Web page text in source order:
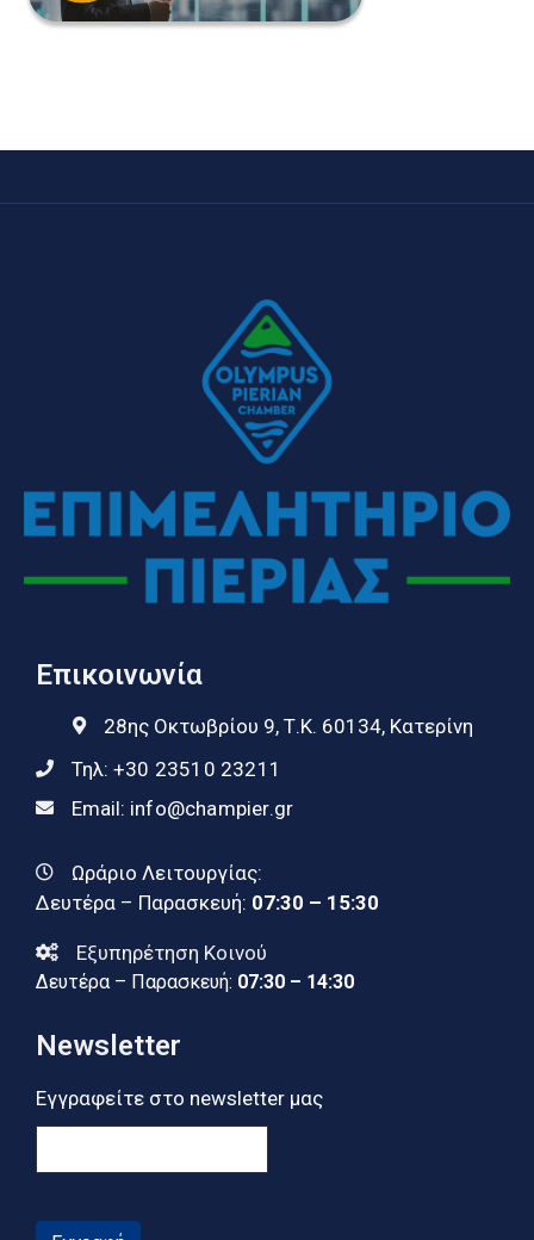
Επικοινωνία
28ης Οκτωβρίου 9, Τ.Κ. 60134, Κατερίνη
Τηλ: +30 23510 23211
Email: info@champier.gr
Ωράριο Λειτουργίας:
Δευτέρα – Παρασκευή: 07:30 – 15:30
Εξυπηρέτηση Κοινού
Δευτέρα – Παρασκευή: 07:30 – 14:30
Newsletter
Εγγραφείτε στο newsletter μας